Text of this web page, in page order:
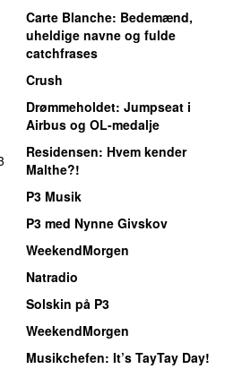
Carte Blanche: Bedemænd,
uheldige navne og fulde
catchfrases
Crush
Drømmeholdet: Jumpseat i
Airbus og OL-medalje
Residensen: Hvem kender
Malthe?!
P3 Musik
P3 med Nynne Givskov
WeekendMorgen
Natradio
Solskin på P3
WeekendMorgen
Musikchefen: It’s TayTay Day!